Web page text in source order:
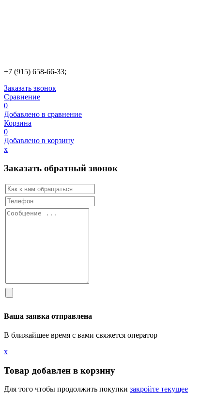
+7 (915) 658-66-33;
Заказать звонок
Сравнение
0
Добавлено в сравнение
Корзина
0
Добавлено в корзину
х
Заказать обратный звонок
Ваша заявка отправлена
В ближайшее время с вами свяжется оператор
х
Товар добавлен в корзину
Для того чтобы продолжить покупки закройте текущее